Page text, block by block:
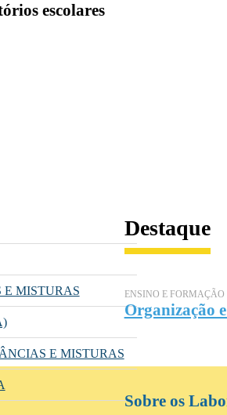
escolares
E MISTURAS
E MISTURAS
Destaque
ENSINO E FORMAÇÃO
Organização
Sobre os